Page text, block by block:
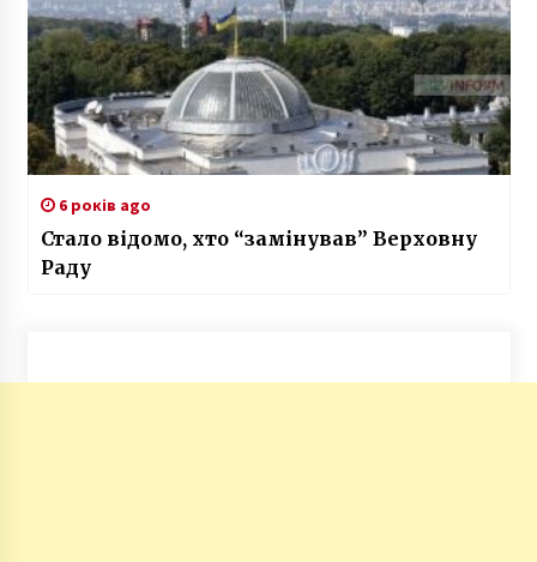
6 років ago
Стало відомо, хто “замінував” Верховну
Раду